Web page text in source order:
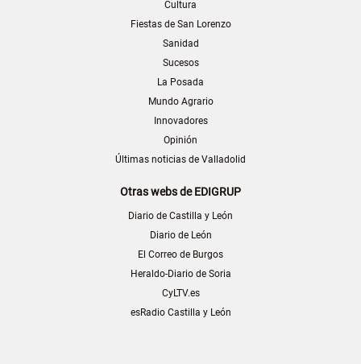
Cultura
Fiestas de San Lorenzo
Sanidad
Sucesos
La Posada
Mundo Agrario
Innovadores
Opinión
Últimas noticias de Valladolid
Otras webs de EDIGRUP
Diario de Castilla y León
Diario de León
El Correo de Burgos
Heraldo-Diario de Soria
CyLTV.es
esRadio Castilla y León